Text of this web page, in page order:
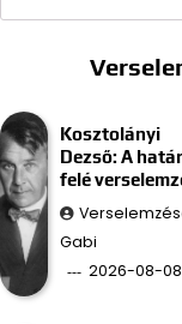
Kosztolányi
Dezső: A határ
felé
Gabi
2026-08-08